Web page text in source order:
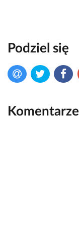
Podziel się
Komentarze